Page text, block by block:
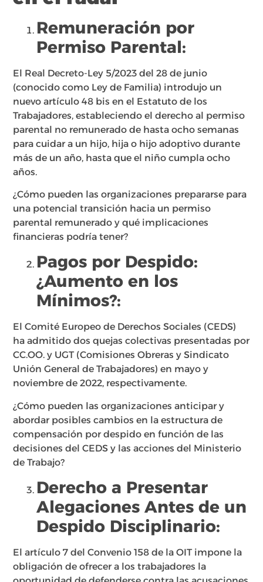
Remuneración por
Permiso Parental:
El Real Decreto-Ley 5/2023 del 28 de junio
(conocido como Ley de Familia) introdujo un
nuevo artículo 48 bis en el Estatuto de los
Trabajadores, estableciendo el derecho al permiso
parental no remunerado de hasta ocho semanas
para cuidar a un hijo, hija o hijo adoptivo durante
más de un año, hasta que el niño cumpla ocho
años.
¿Cómo pueden las organizaciones prepararse para
una potencial transición hacia un permiso
parental remunerado y qué implicaciones
financieras podría tener?
Pagos por Despido:
¿Aumento en los
Mínimos?:
El Comité Europeo de Derechos Sociales (CEDS)
ha admitido dos quejas colectivas presentadas por
CC.OO. y UGT (Comisiones Obreras y Sindicato
Unión General de Trabajadores) en mayo y
noviembre de 2022, respectivamente.
¿Cómo pueden las organizaciones anticipar y
abordar posibles cambios en la estructura de
compensación por despido en función de las
decisiones del CEDS y las acciones del Ministerio
de Trabajo?
Derecho a Presentar
Alegaciones Antes de un
Despido Disciplinario:
El artículo 7 del Convenio 158 de la OIT impone la
obligación de ofrecer a los trabajadores la